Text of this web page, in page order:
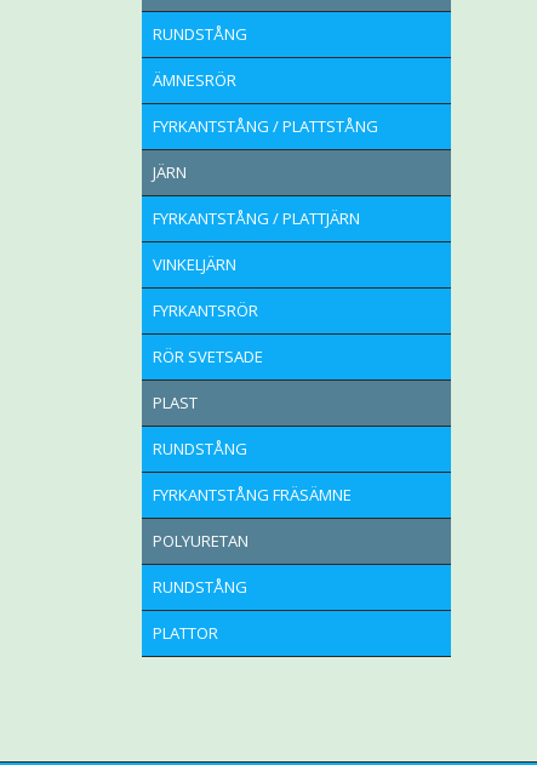
RUNDSTÅNG
ÄMNESRÖR
FYRKANTSTÅNG / PLATTSTÅNG
JÄRN
FYRKANTSTÅNG / PLATTJÄRN
VINKELJÄRN
FYRKANTSRÖR
RÖR SVETSADE
PLAST
RUNDSTÅNG
FYRKANTSTÅNG FRÄSÄMNE
POLYURETAN
RUNDSTÅNG
PLATTOR